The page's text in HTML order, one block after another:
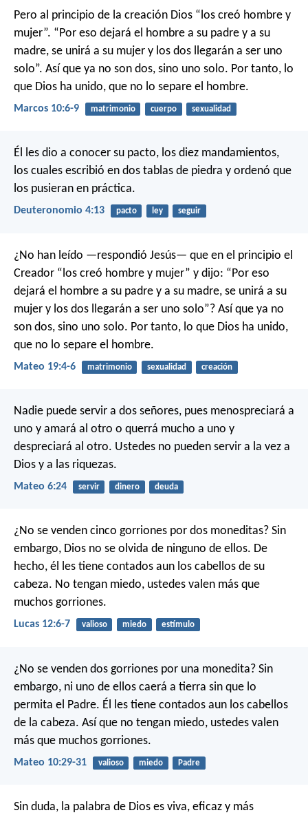
Pero al principio de la creación Dios “los creó hombre y
mujer”. “Por eso dejará el hombre a su padre y a su
madre, se unirá a su mujer y los dos llegarán a ser uno
solo”. Así que ya no son dos, sino uno solo. Por tanto, lo
que Dios ha unido, que no lo separe el hombre.
Marcos 10:6-9 matrimonio cuerpo sexualidad
Él les dio a conocer su pacto, los diez mandamientos,
los cuales escribió en dos tablas de piedra y ordenó que
los pusieran en práctica.
Deuteronomio 4:13 pacto ley seguir
¿No han leído —respondió Jesús— que en el principio el
Creador “los creó hombre y mujer” y dijo: “Por eso
dejará el hombre a su padre y a su madre, se unirá a su
mujer y los dos llegarán a ser uno solo”? Así que ya no
son dos, sino uno solo. Por tanto, lo que Dios ha unido,
que no lo separe el hombre.
Mateo 19:4-6 matrimonio sexualidad creación
Nadie puede servir a dos señores, pues menospreciará a
uno y amará al otro o querrá mucho a uno y
despreciará al otro. Ustedes no pueden servir a la vez a
Dios y a las riquezas.
Mateo 6:24 servir dinero deuda
¿No se venden cinco gorriones por dos moneditas? Sin
embargo, Dios no se olvida de ninguno de ellos. De
hecho, él les tiene contados aun los cabellos de su
cabeza. No tengan miedo, ustedes valen más que
muchos gorriones.
Lucas 12:6-7 valioso miedo estímulo
¿No se venden dos gorriones por una monedita? Sin
embargo, ni uno de ellos caerá a tierra sin que lo
permita el Padre. Él les tiene contados aun los cabellos
de la cabeza. Así que no tengan miedo, ustedes valen
más que muchos gorriones.
Mateo 10:29-31 valioso miedo Padre
Sin duda, la palabra de Dios es viva, eficaz y más